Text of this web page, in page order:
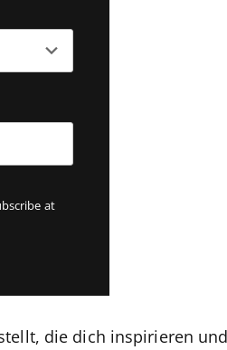
at
die dich inspirieren und